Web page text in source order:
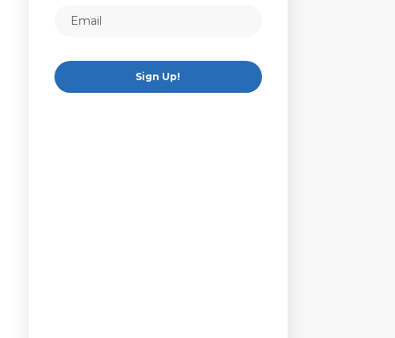
Sign Up!